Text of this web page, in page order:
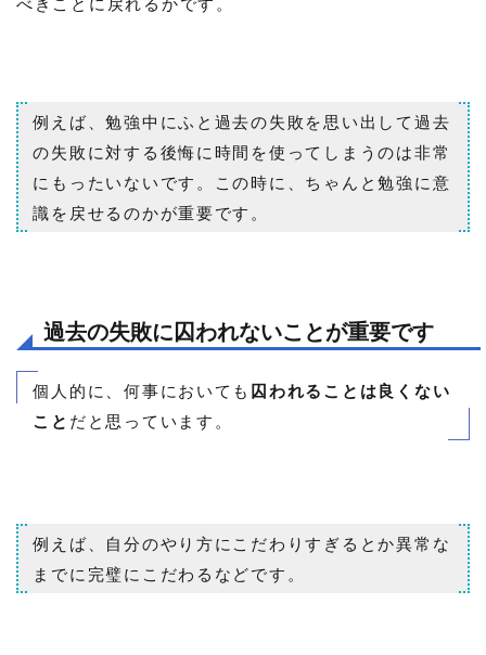
例えば、勉強中にふと過去の失敗を思い出して過去
の失敗に対する後悔に時間を使ってしまうのは非常
にもったいないです。この時に、ちゃんと勉強に意
識を戻せるのかが重要です。
過去の失敗に囚われないことが重要です
個人的に、何事においても 囚われることは良くない
こと だと思っています。
例えば、自分のやり方にこだわりすぎるとか異常な
までに完璧にこだわるなどです。